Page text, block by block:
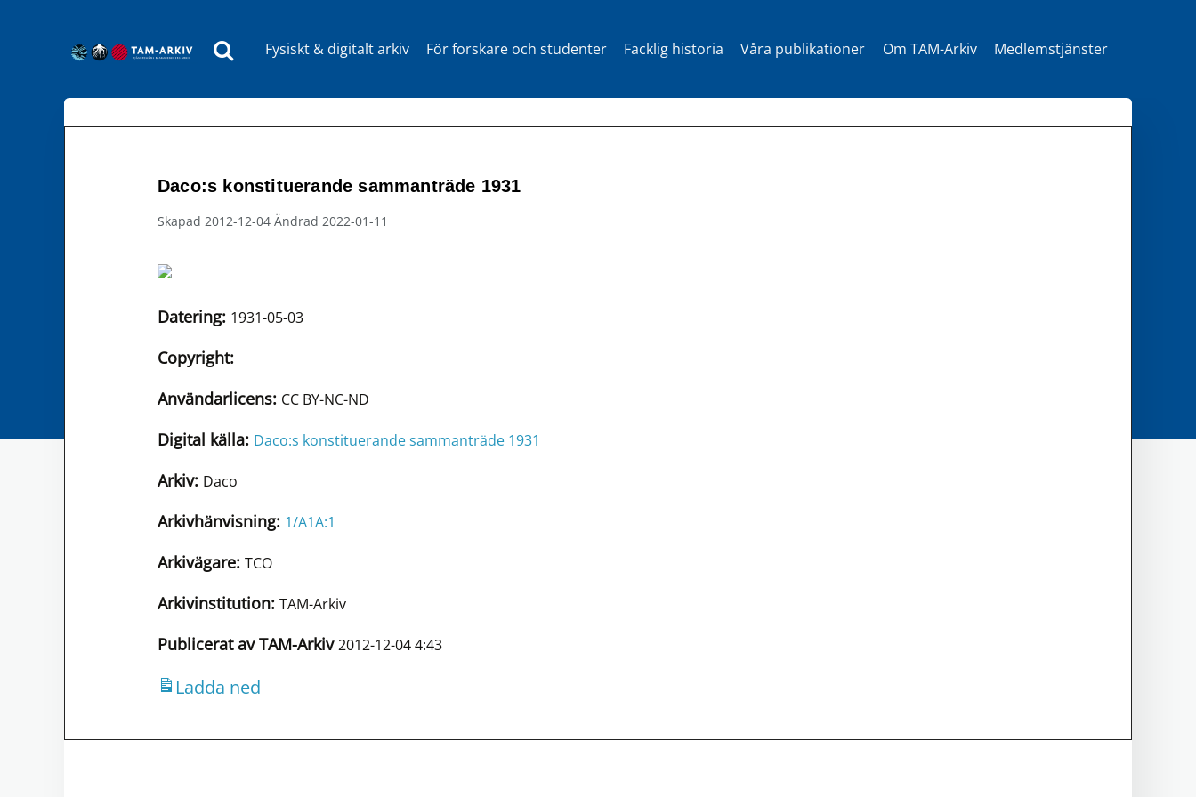
Huvudnavigering
Fysiskt & digitalt arkiv För forskare och studenter Facklig historia Våra publikationer Om TAM-Arkiv Medlemstjänster
Daco:s konstituerande sammanträde 1931
Skapad 2012-12-04 Ändrad 2022-01-11
Datering: 1931-05-03
Copyright:
Användarlicens: CC BY-NC-ND
Digital källa: Daco:s konstituerande sammanträde 1931
Arkiv: Daco
Arkivhänvisning: 1/A1A:1
Arkivägare: TCO
Arkivinstitution: TAM-Arkiv
Publicerat av TAM-Arkiv2012-12-04 4:43
Ladda ned